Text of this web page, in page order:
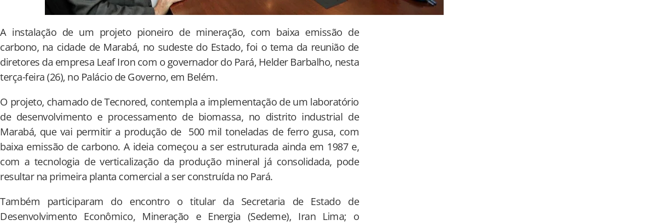
A instalação de um projeto pioneiro de mineração, com baixa emissão de
carbono, na cidade de Marabá, no sudeste do Estado, foi o tema da reunião de
diretores da empresa Leaf Iron com o governador do Pará, Helder Barbalho, nesta
terça-feira (26), no Palácio de Governo, em Belém.
O projeto, chamado de Tecnored, contempla a implementação de um laboratório
de desenvolvimento e processamento de biomassa, no distrito industrial de
Marabá, que vai permitir a produção de 500 mil toneladas de ferro gusa, com
baixa emissão de carbono. A ideia começou a ser estruturada ainda em 1987 e,
com a tecnologia de verticalização da produção mineral já consolidada, pode
resultar na primeira planta comercial a ser construída no Pará.
Também participaram do encontro o titular da Secretaria de Estado de
Desenvolvimento Econômico, Mineração e Energia (Sedeme), Iran Lima; o